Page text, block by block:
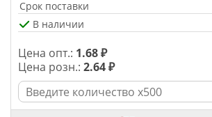
Срок поставки
В наличии
Цена опт.: 1.68 ₽
Цена розн.: 2.64 ₽